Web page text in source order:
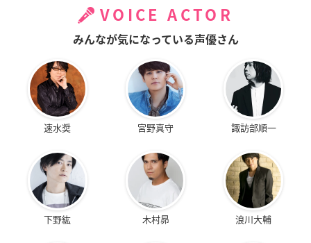
VOICE ACTOR
みんなが気になっている声優さん
速水奨 宮野真守 諏訪部順一
下野紘 木村昴 浪川大輔